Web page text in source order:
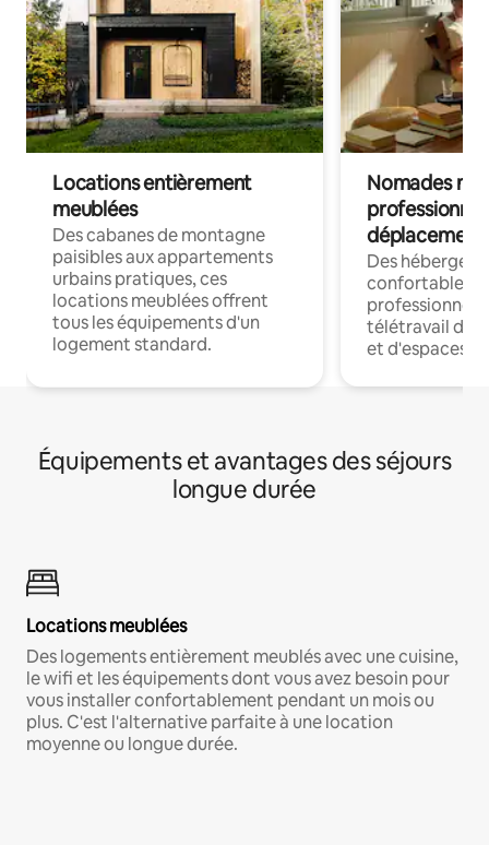
Locations entièrement
meublées
Des cabanes de montagne
paisibles aux appartements
urbains pratiques, ces
locations meublées offrent
tous les équipements d'un
logement standard.
Nomades
déplacement
Des
confortables
professionnels
télétravail
et d'espaces
Équipements et avantages des séjours
longue durée
Locations meublées
Des logements entièrement meublés avec une cuisine,
le wifi et les équipements dont vous avez besoin pour
vous installer confortablement pendant un mois ou
plus. C'est l'alternative parfaite à une location
moyenne ou longue durée.